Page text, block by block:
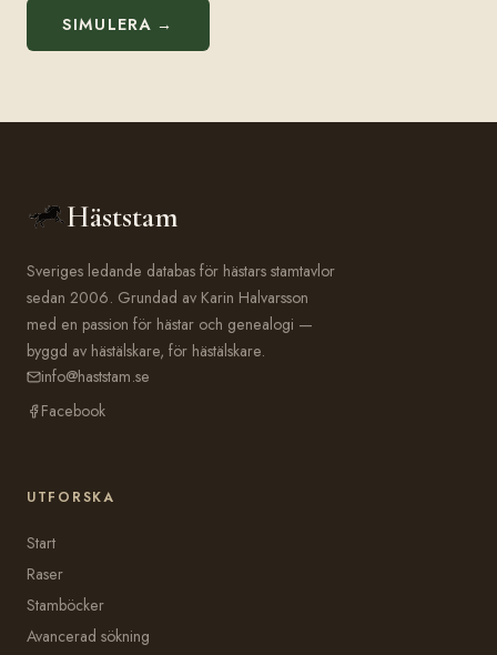
SIMULERA →
Häststam
Sveriges ledande databas för hästars stamtavlor
sedan 2006. Grundad av Karin Halvarsson
med en passion för hästar och genealogi —
byggd av hästälskare, för hästälskare.
info@haststam.se
Facebook
UTFORSKA
Start
Raser
Stamböcker
Avancerad sökning